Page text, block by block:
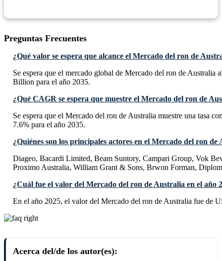
Preguntas Frecuentes
¿Qué valor se espera que alcance el Mercado del ron de
Se espera que el mercado global de Mercado del ron de Australia
Billion para el año 2035.
¿Qué CAGR se espera que muestre el Mercado del ron de
Se espera que el Mercado del ron de Australia muestre una tasa
7.6% para el año 2035.
¿Quiénes son los principales actores en el Mercado del ron de
Diageo, Bacardi Limited, Beam Suntory, Campari Group, Vok
Proximo Australia, William Grant & Sons, Brwon Forman,
¿Cuál fue el valor del Mercado del ron de Australia en el año
En el año 2025, el valor del Mercado del ron de Australia fue de
Acerca del/de los autor(es):